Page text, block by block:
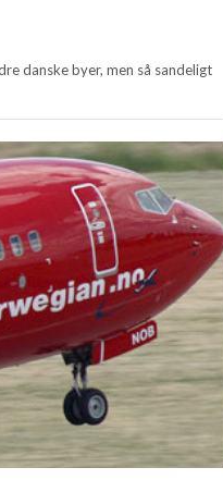
danske byer, men så sandeligt